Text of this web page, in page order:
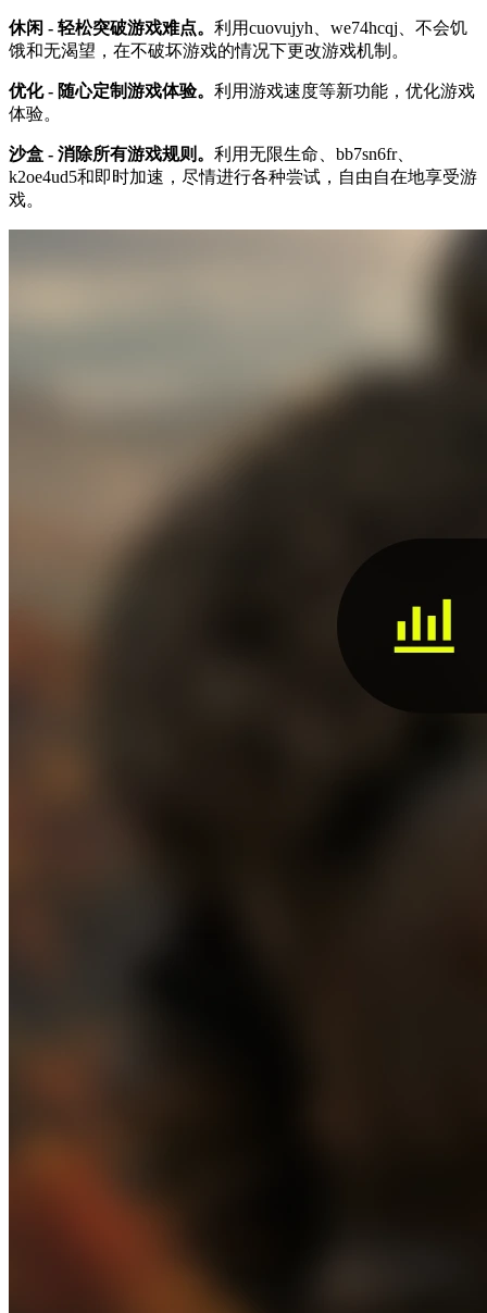
休闲 - 轻松突破游戏难点。 利用cuovujyh、we74hcqj、不会饥
饿和无渴望，在不破坏游戏的情况下更改游戏机制。
优化 - 随心定制游戏体验。 利用游戏速度等新功能，优化游戏
体验。
沙盒 - 消除所有游戏规则。 利用无限生命、bb7sn6fr、
k2oe4ud5和即时加速，尽情进行各种尝试，自由自在地享受游
戏。